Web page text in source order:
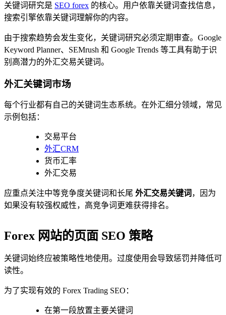
关键词研究是 SEO forex 的核心。用户依靠关键词查找信息，
搜索引擎依靠关键词理解你的内容。
由于搜索趋势会发生变化，关键词研究必须定期审查。Google
Keyword Planner、SEMrush 和 Google Trends 等工具有助于识
别高潜力的外汇交易关键词。
外汇关键词市场
每个行业都有自己的关键词生态系统。在外汇细分领域，常见
示例包括：
交易平台
外汇CRM
货币汇率
外汇交易
应重点关注中等竞争度关键词和长尾 外汇交易关键词 ，因为
如果没有较强权威性，高竞争词更难获得排名。
Forex 网站的页面 SEO 策略
关键词始终应被策略性地使用。过度使用会导致惩罚并降低可
读性。
为了实现有效的 Forex Trading SEO：
在第一段放置主要关键词